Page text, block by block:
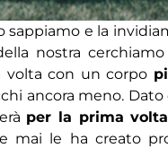
sappiamo e la
nostra
volta con un corpo
ancora meno.
per la prima
mai le ha creato